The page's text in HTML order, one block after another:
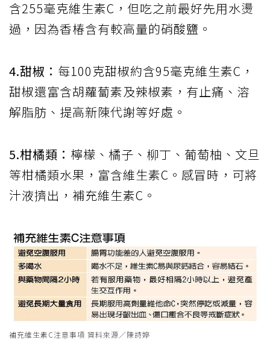
含255毫克維生素C，但吃之前最好先用水燙
過，因為香椿含有較高量的硝酸鹽。
4.甜椒： 每100克甜椒約含95毫克維生素C，
甜椒還富含胡蘿蔔素及辣椒素，有止痛、溶
解脂肪、提高新陳代謝等好處。
5.柑橘類： 檸檬、橘子、柳丁、葡萄柚、文旦
等柑橘類水果，富含維生素C。感冒時，可將
汁液擠出，補充維生素C。
補充維生素C注意事項 資料來源／陳詩婷